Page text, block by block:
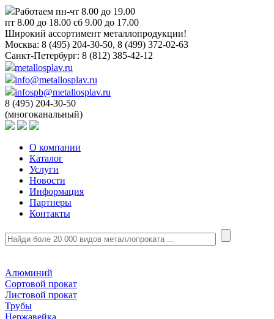
Работаем пн-чт 8.00 до 19.00
пт 8.00 до 18.00 сб 9.00 до 17.00
Широкий ассортимент металлопродукции!
Москва: 8 (495) 204-30-50, 8 (499) 372-02-63
Санкт-Петербург: 8 (812) 385-42-12
metallosplav.ru
info@metallosplav.ru
infospb@metallosplav.ru
8 (495) 204-30-50
(многоканальный)
О компании
Каталог
Услуги
Новости
Информация
Партнеры
Контакты
Алюминий
Сортовой прокат
Листовой прокат
Трубы
Нержавейка